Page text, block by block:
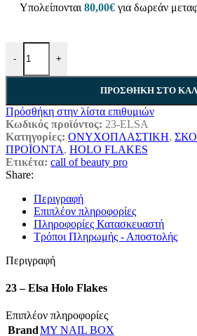
Υπολείπονται 80,00€ για δωρεάν
- +
ΠΡΟΣΘΉΚΗ ΣΤΟ
Πρόσθήκη στην λίστα επιθυμιών
Κωδικός προϊόντος: 23-ELSA
Κατηγορίες: ΟΝΥΧΟΠΛΑΣΤΙΚΗ,
ΠΡΟΪΟΝΤΑ, HOLO FLAKES
Ετικέτα: call of beauty pro
Share:
Περιγραφή
Επιπλέον πληροφορίες
Πληροφορίες Κατασκευαστή
Τρόποι Πληρωμής - Αποστολής
Περιγραφή
23 – Elsa Holo Flakes
Επιπλέον πληροφορίες
BrandMY NAIL BOX